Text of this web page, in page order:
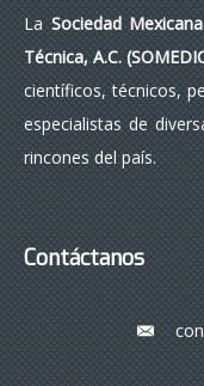
LaSociedad
Técnica, A.C.
científicos, técnicos,
especialistas de
rincones del país.
Contáctanos
___